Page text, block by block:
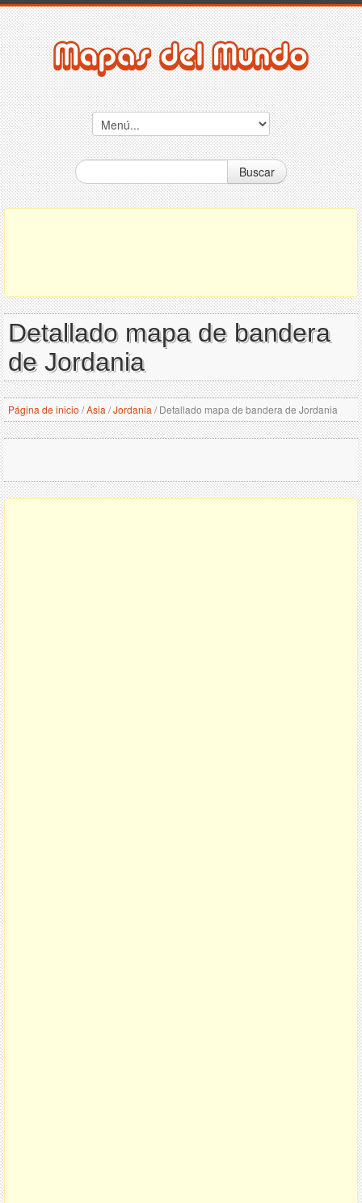
Buscar
Detallado mapa de bandera
de Jordania
Página de inicio /Asia /Jordania /Detallado mapa de bandera de Jordania